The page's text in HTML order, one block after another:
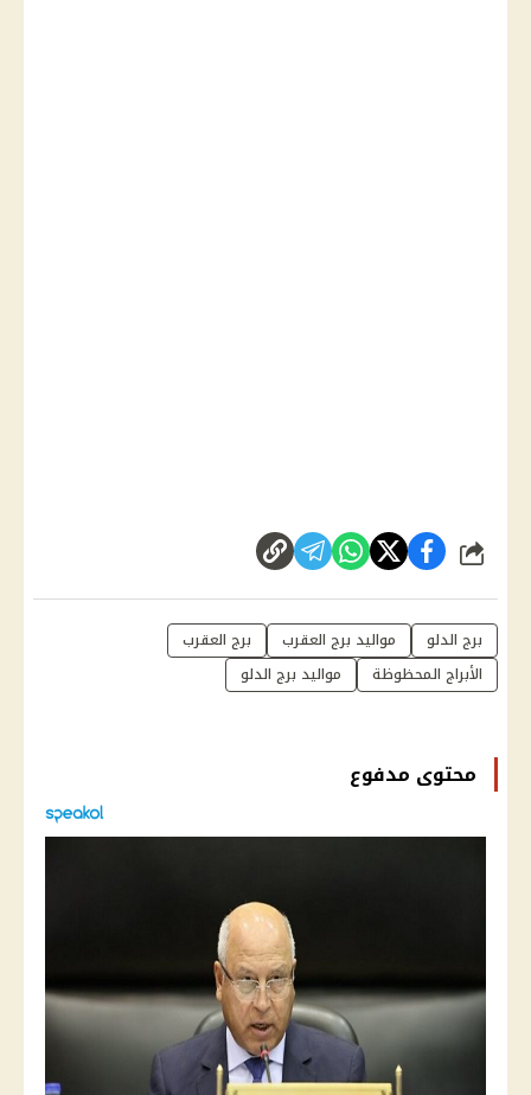
شارك
برج الدلو مواليد برج العقرب
برج العقرب
الأبراج المحظوظة
مواليد برج الدلو
محتوى مدفوع